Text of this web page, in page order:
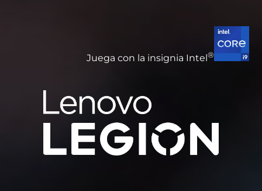
Juega con la insignia Intel®